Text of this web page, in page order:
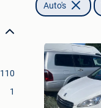
110
1
Auto's